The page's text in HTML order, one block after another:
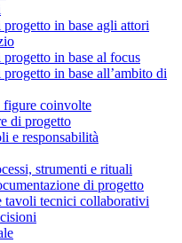
in base agli attori
in base al focus
in base all’ambito di
figure coinvolte
di progetto
e responsabilità
strumenti e rituali
di progetto
tavoli tecnici collaborativi